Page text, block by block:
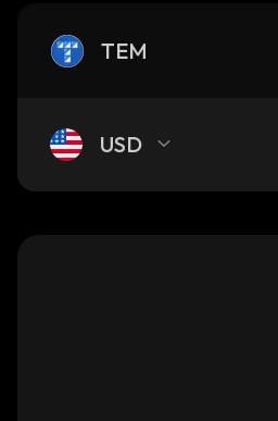
TEM
USD